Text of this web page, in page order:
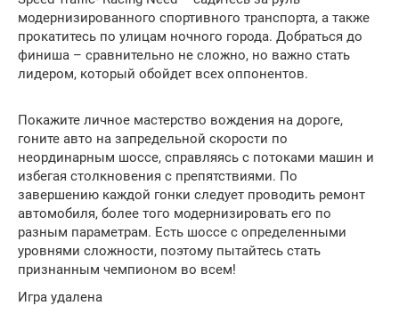
модернизированного спортивного транспорта, а также
прокатитесь по улицам ночного города. Добраться до
финиша – сравнительно не сложно, но важно стать
лидером, который обойдет всех оппонентов.
Покажите личное мастерство вождения на дороге,
гоните авто на запредельной скорости по
неординарным шоссе, справляясь с потоками машин и
избегая столкновения с препятствиями. По
завершению каждой гонки следует проводить ремонт
автомобиля, более того модернизировать его по
разным параметрам. Есть шоссе с определенными
уровнями сложности, поэтому пытайтесь стать
признанным чемпионом во всем!
Игра удалена